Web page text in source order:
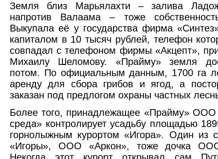
Земля близ Марьялахти – залива
напротив Валаама – тоже
Выкупала её у государства фирма
капиталом в 10 тысяч рублей, телефон
совпадал с телефоном фирмы «Акцепт»,
Михаилу Шеломову. «Прайму» земля
потом. По официальным данным, 1700 га
аренду для сбора грибов и ягод, а
заказан под предлогом охраны частных
Более того, принадлежащее «Прайму» ООО
среда» контролирует усадьбу площадью
горнолыжным курортом «Игора». Один из
«Игоры», ООО «Аркон», тоже дочка